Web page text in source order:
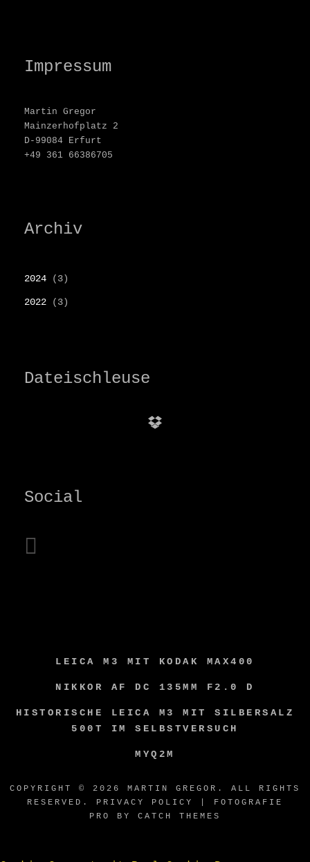
Impressum
Martin Gregor
Mainzerhofplatz 2
D-99084 Erfurt
+49 361 66386705
Archiv
2024 (3)
2022 (3)
Dateischleuse
Dropbox
Social
LEICA M3 MIT KODAK MAX400
NIKKOR AF DC 135MM F2.0 D
HISTORISCHE LEICA M3 MIT SILBERSALZ
500T IM SELBSTVERSUCH
MYQ2M
COPYRIGHT © 2026 MARTIN GREGOR . ALL RIGHTS
RESERVED. PRIVACY POLICY
| FOTOGRAFIE
PRO BY CATCH THEMES